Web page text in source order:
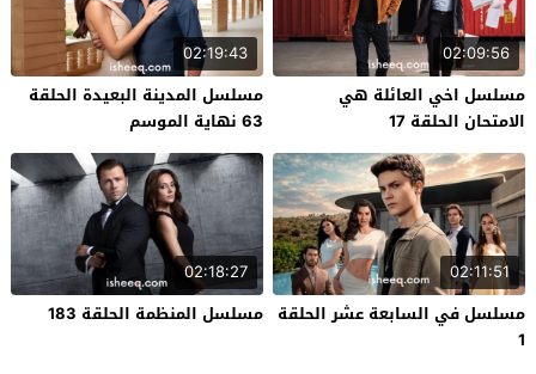
02:09:56
مسلسل اخي العائلة هي
الامتحان الحلقة 17
02:19:43
مسلسل المدينة البعيدة الحلقة
63 نهاية الموسم
02:11:51
مسلسل في السابعة عشر الحلقة
1
02:18:27
مسلسل المنظمة الحلقة 183